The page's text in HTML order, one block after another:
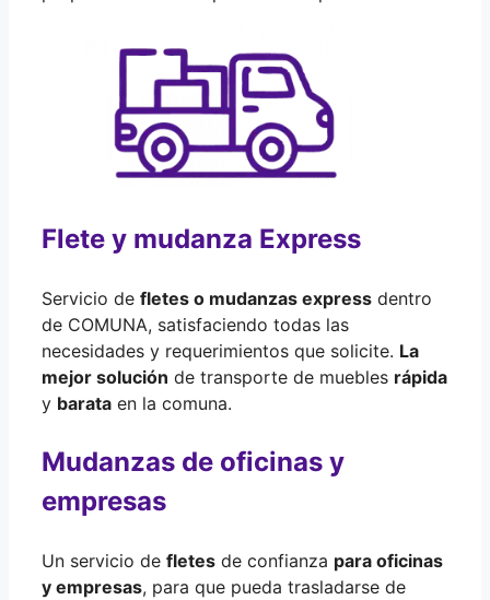
Flete y mudanza Express
Servicio de fletes o mudanzas express dentro
de COMUNA, satisfaciendo todas las
necesidades y requerimientos que solicite. La
mejor solución de transporte de muebles rápida
y barata en la comuna.
Mudanzas de oficinas y
empresas
Un servicio de fletes de confianza para oficinas
y empresas, para que pueda trasladarse de